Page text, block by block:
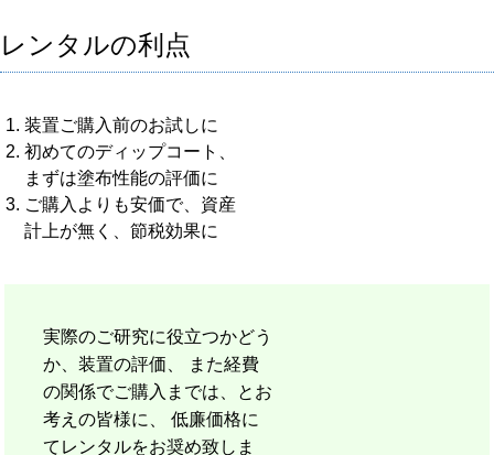
レンタルの利点
装置ご購入前のお試しに
初めてのディップコート、
まずは塗布性能の評価に
ご購入よりも安価で、資産
計上が無く、節税効果に
実際のご研究に役立つかどう
か、装置の評価、 また経費
の関係でご購入までは、とお
考えの皆様に、 低廉価格に
てレンタルをお奨め致しま